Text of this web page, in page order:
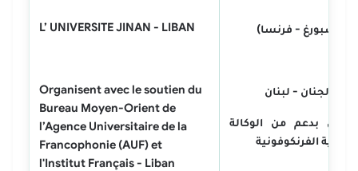
L’ UNIVERSITE JINAN - LIBAN
Organisent avec le soutien du
Bureau Moyen-Orient de
l’Agence Universitaire de la
Francophonie (AUF) et
l'Institut Français - Liban
- فرنسا)
الجنان - لبنان
بدعم من الوكالة
الفرنكوفونية